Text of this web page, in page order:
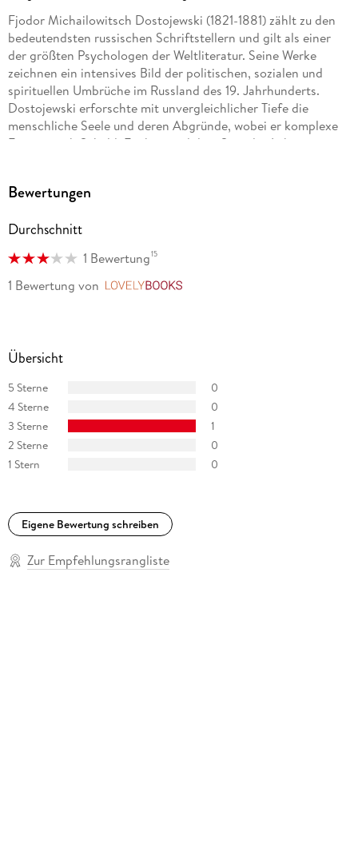
Fjodor Michailowitsch Dostojewski (1821-1881) zählt zu den
bedeutendsten russischen Schriftstellern und gilt als einer
der größten Psychologen der Weltliteratur. Seine Werke
zeichnen ein intensives Bild der politischen, sozialen und
spirituellen Umbrüche im Russland des 19. Jahrhunderts.
Dostojewski erforschte mit unvergleichlicher Tiefe die
menschliche Seele und deren Abgründe, wobei er komplexe
Fragen nach Schuld, Freiheit und dem Sinn des Lebens
Zu seinen berühmtesten Werken zählen »Schuld und Sühne«,
aus dem Kellerloch«. Dostojewskis literarisches Schaffen
beeinflusst bis heute zahlreiche Schriftsteller und Denker.
Bewertungen
Durchschnitt
1 Bewertung15
1 Bewertung von
Übersicht
5 Sterne
0
4 Sterne
0
3 Sterne
1
2 Sterne
0
1 Stern
0
Eigene Bewertung schreiben
Zur Empfehlungsrangliste